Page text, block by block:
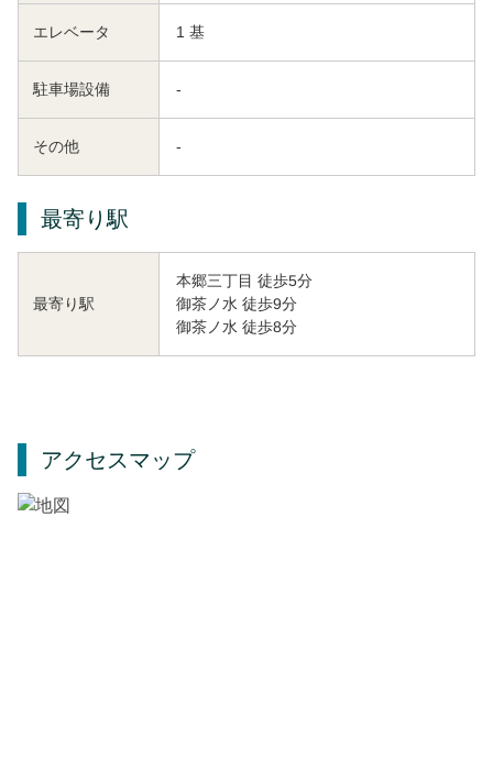
エレベータ 1 基
駐車場設備 -
その他 -
最寄り駅
最寄り駅
本郷三丁目 徒歩5分
御茶ノ水 徒歩9分
御茶ノ水 徒歩8分
アクセスマップ